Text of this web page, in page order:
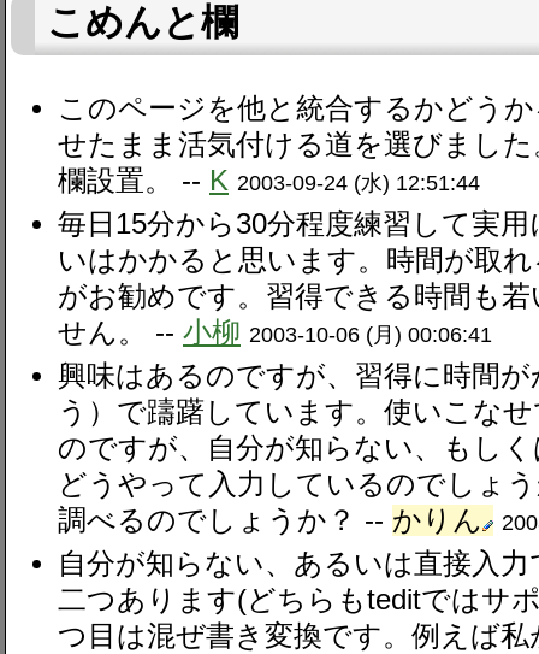
こめんと欄
このページを他と統合するかどう
せたまま活気付ける道を選びまし
欄設置。 -- K 2003-09-24 (水) 12:51:44
毎日15分から30分程度練習して実
いはかかると思います。時間が取
がお勧めです。習得できる時間も
せん。 -- 小柳 2003-10-06 (月) 00:06:41
興味はあるのですが、習得に時間
う）で躊躇しています。使いこな
のですが、自分が知らない、もし
どうやって入力しているのでしょ
調べるのでしょうか？ -- かりん
自分が知らない、あるいは直接入
二つあります(どちらもteditではサ
つ目は混ぜ書き変換です。例えば